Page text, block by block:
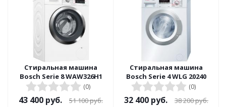
Стиральная машина
Bosch Serie 8 WAW326H1
(0)
43 400 руб. 51 100руб.
Стиральная машина
Bosch Serie 4 WLG 20240
(0)
32 400 руб. 38 200руб.